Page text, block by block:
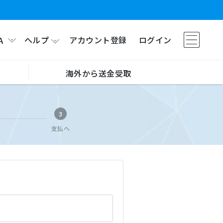
ヘルプ アカウント登録 ログイン
海外から送金受取
3
支払へ